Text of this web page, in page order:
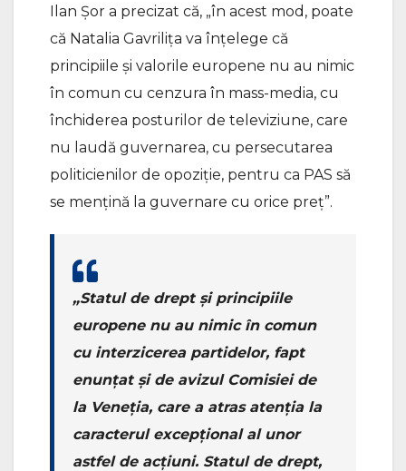
Ilan Șor a precizat că, „în acest mod, poate
că Natalia Gavrilița va înțelege că
principiile și valorile europene nu au nimic
în comun cu cenzura în mass-media, cu
închiderea posturilor de televiziune, care
nu laudă guvernarea, cu persecutarea
politicienilor de opoziție, pentru ca PAS să
se mențină la guvernare cu orice preț”.
„Statul de drept și principiile
europene nu au nimic în comun
cu interzicerea partidelor, fapt
enunțat și de avizul Comisiei de
la Veneția, care a atras atenția la
caracterul excepțional al unor
astfel de acțiuni. Statul de drept,